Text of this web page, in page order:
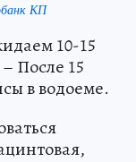
КП
10-15
После 15
в водоеме.